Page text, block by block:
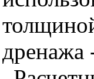
дренажа